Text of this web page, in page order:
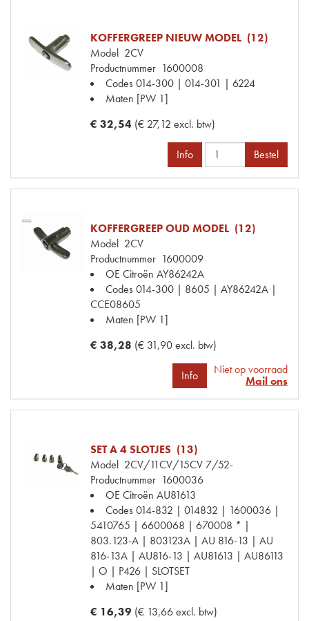
KOFFERGREEP NIEUW MODEL (12)
Model 2CV
Productnummer 1600008
Codes014-300 | 014-301 | 6224
Maten [PW 1]
€ 32,54 (€ 27,12 excl. btw)
Info Bestel
KOFFERGREEP OUD MODEL (12)
Model 2CV
Productnummer 1600009
OE Citroën AY86242A
Codes014-300 | 8605 | AY86242A |
CCE08605
Maten [PW 1]
€ 38,28 (€ 31,90 excl. btw)
Info
Niet op voorraad
Mail ons
SET A 4 SLOTJES (13)
Model 2CV/11CV/15CV 7/52-
Productnummer 1600036
OE Citroën AU81613
Codes014-832 | 014832 | 1600036 |
5410765 | 6600068 | 670008 * |
803.123-A | 803123A | AU 816-13 | AU
816-13A | AU816-13 | AU81613 | AU86113
| O | P426 | SLOTSET
Maten [PW 1]
€ 16,39 (€ 13,66 excl. btw)